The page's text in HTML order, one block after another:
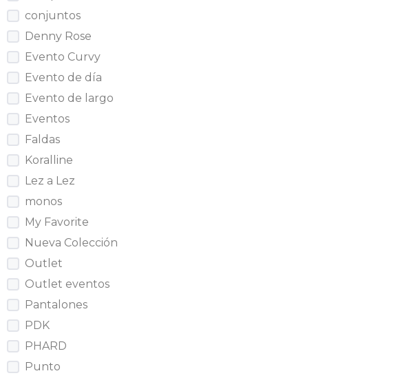
conjuntos
Denny Rose
Evento Curvy
Evento de día
Evento de largo
Eventos
Faldas
Koralline
Lez a Lez
monos
My Favorite
Nueva Colección
Outlet
Outlet eventos
Pantalones
PDK
PHARD
Punto